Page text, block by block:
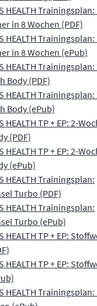
HEALTH
in 8 Wochen (PDF)
HEALTH
in 8 Wochen (ePub)
HEALTH
Body (PDF)
HEALTH
Body (ePub)
HEALTH TP + EP: 2-
(PDF)
HEALTH TP + EP: 2-
(ePub)
HEALTH Trainingsplan:
Turbo (PDF)
HEALTH Trainingsplan:
Turbo (ePub)
HEALTH TP + EP:
HEALTH TP + EP:
HEALTH